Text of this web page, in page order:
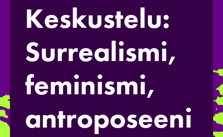
Keskustelu:
Surrealismi,
feminismi,
antroposeeni